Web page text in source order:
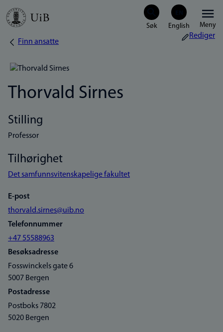
Hopp
Meny
Navigasjonssti
Finn ansatte
Rediger
Thorvald Sirnes
Stilling
Professor
Tilhørighet
Det samfunnsvitenskapelige fakultet
E-post
thorvald.sirnes@uib.no
Telefonnummer
+47 55588963
Besøksadresse
Fosswinckels gate 6
5007 Bergen
Postadresse
Postboks 7802
5020 Bergen